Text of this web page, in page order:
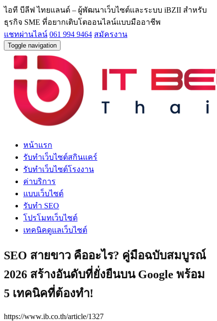
ไอที บีลีฟ ไทยแลนด์ – ผู้พัฒนาเว็บไซต์และระบบ iBZII สำหรับ
ธุรกิจ SME ที่อยากเติบโตออนไลน์แบบมืออาชีพ
แชทผ่านไลน์ 061 994 9464 สมัครงาน
Toggle navigation
หน้าแรก
รับทำเว็บไซต์สกินแคร์
รับทำเว็บไซต์โรงงาน
ค่าบริการ
แบบเว็บไซต์
รับทำ SEO
โปรโมทเว็บไซต์
เทคนิคดูแลเว็บไซต์
SEO สายขาว คืออะไร? คู่มือฉบับสมบูรณ์
2026 สร้างอันดับที่ยั่งยืนบน Google พร้อม
5 เทคนิคที่ต้องทำ!
https://www.ib.co.th/article/1327